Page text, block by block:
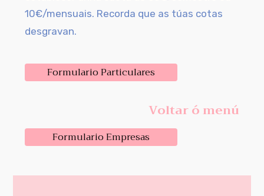
10€/mensuais. Recorda que as túas cotas
desgravan.
Formulario Particulares
Voltar ó menú
Formulario Empresas